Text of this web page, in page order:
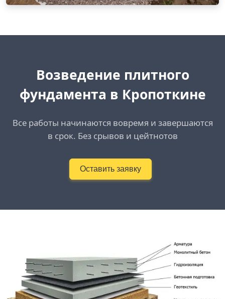
Возведение плитного
фундамента в Кропоткине
Все работы начинаются вовремя и завершаются
в срок. Без срывов и цейтнотов
Оставить заявку